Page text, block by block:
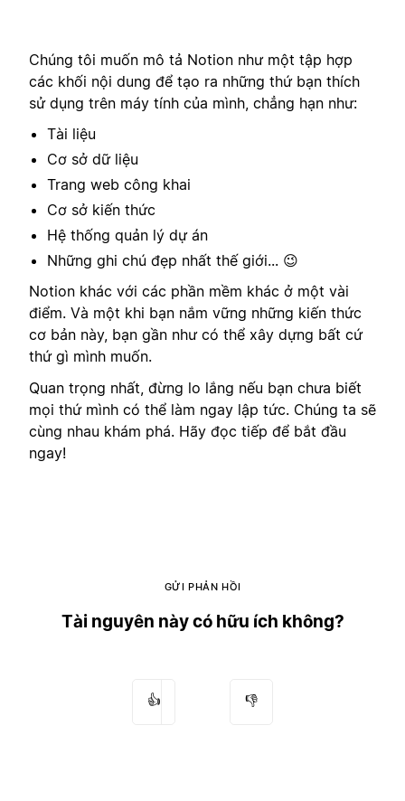
Chúng tôi muốn mô tả Notion như một tập hợp
các khối nội dung để tạo ra những thứ bạn thích
sử dụng trên máy tính của mình, chẳng hạn như:
Tài liệu
Cơ sở dữ liệu
Trang web công khai
Cơ sở kiến thức
Hệ thống quản lý dự án
Những ghi chú đẹp nhất thế giới... 😉
Notion khác với các phần mềm khác ở một vài
điểm. Và một khi bạn nắm vững những kiến thức
cơ bản này, bạn gần như có thể xây dựng bất cứ
thứ gì mình muốn.
Quan trọng nhất, đừng lo lắng nếu bạn chưa biết
mọi thứ mình có thể làm ngay lập tức. Chúng ta sẽ
cùng nhau khám phá. Hãy đọc tiếp để bắt đầu
ngay!
GỬI PHẢN HỒI
Tài nguyên này có hữu ích không?
👍 👎